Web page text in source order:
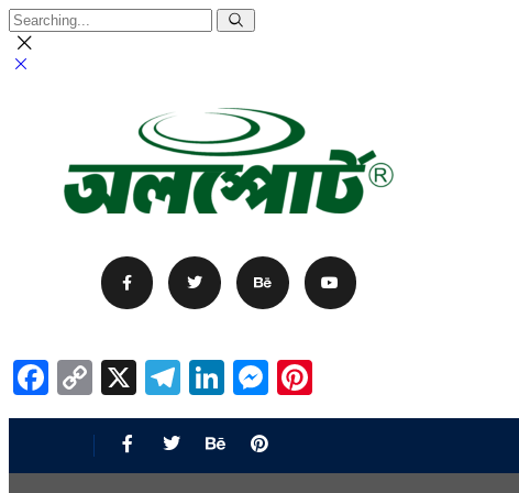
Facebook
Copy
Link
X Telegram
LinkedIn
Messenger